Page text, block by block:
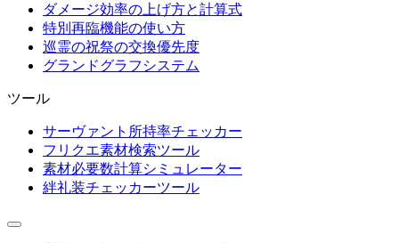
ダメージ効率の上げ方と計算式
特別再臨機能の使い方
巡霊の祝祭の交換優先度
グランドグラフシステム
ツール
サーヴァント所持率チェッカー
フリクエ素材検索ツール
素材必要数計算シミュレーター
絆礼装チェッカーツール